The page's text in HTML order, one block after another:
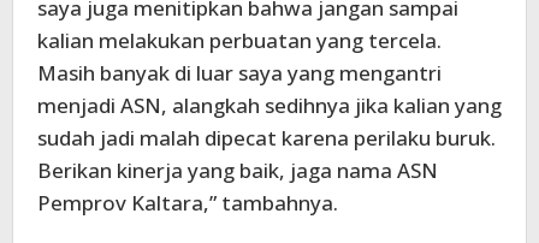
saya juga menitipkan bahwa jangan sampai
kalian melakukan perbuatan yang tercela.
Masih banyak di luar saya yang mengantri
menjadi ASN, alangkah sedihnya jika kalian yang
sudah jadi malah dipecat karena perilaku buruk.
Berikan kinerja yang baik, jaga nama ASN
Pemprov Kaltara,” tambahnya.